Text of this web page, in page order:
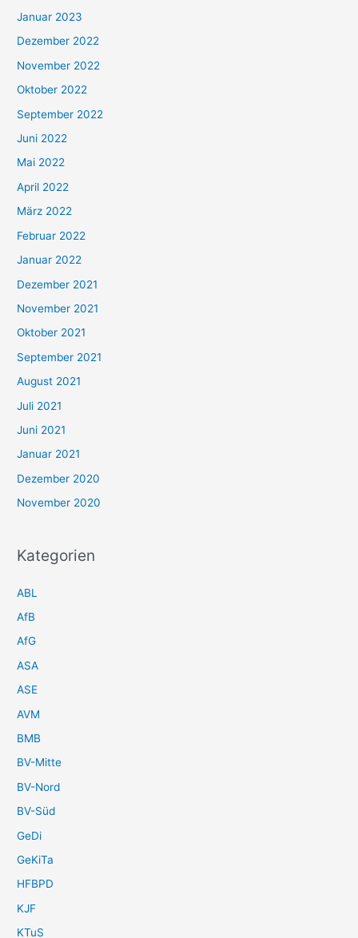
Januar 2023
Dezember 2022
November 2022
Oktober 2022
September 2022
Juni 2022
Mai 2022
April 2022
März 2022
Februar 2022
Januar 2022
Dezember 2021
November 2021
Oktober 2021
September 2021
August 2021
Juli 2021
Juni 2021
Januar 2021
Dezember 2020
November 2020
Kategorien
ABL
AfB
AfG
ASA
ASE
AVM
BMB
BV-Mitte
BV-Nord
BV-Süd
GeDi
GeKiTa
HFBPD
KJF
KTuS